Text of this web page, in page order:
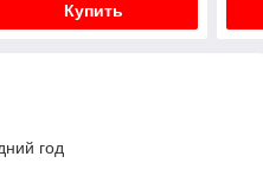
Купить
год